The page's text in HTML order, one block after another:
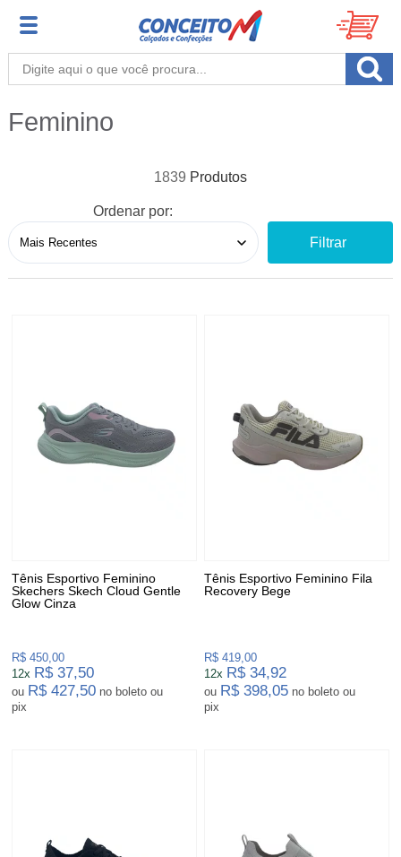
Feminino
1839
Ordenar por:
Filtrar
Tênis Esportivo Feminino
Skechers Skech Cloud Gentle
Glow Cinza
R$ 450,00
12x R$ 37,50
ou R$ 427,50 no boleto ou
pix
Tênis Esportivo Feminino Fila
Recovery Bege
R$ 419,00
12x R$ 34,92
ou R$ 398,05 no boleto ou
pix